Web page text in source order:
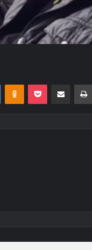
VKontakteOdnoklassniki
Pocket E-Posta ile paylaş